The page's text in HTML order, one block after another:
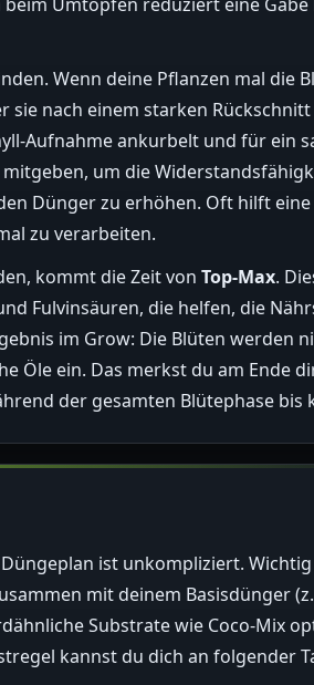
Wenn deine Pflanzen mal die
sie nach einem starken
Aufnahme ankurbelt und für ein
um die
Dünger zu erhöhen. Oft hilft eine
zu verarbeiten.
kommt die Zeit von Top-Max.
Fulvinsäuren, die helfen, die
im Grow: Die Blüten werden
Öle ein. Das merkst du am Ende
der gesamten Blütephase bis
ist unkompliziert.
mit deinem Basisdünger
Substrate wie Coco-Mix
kannst du dich an folgender